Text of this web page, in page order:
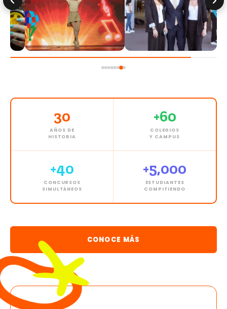
30
AÑOS DE
HISTORIA
+60
COLEGIOS
Y CAMPUS
+40
CONCURSOS
SIMULTÁNEOS
+5,000
ESTUDIANTES
COMPITIENDO
CONOCE MÁS